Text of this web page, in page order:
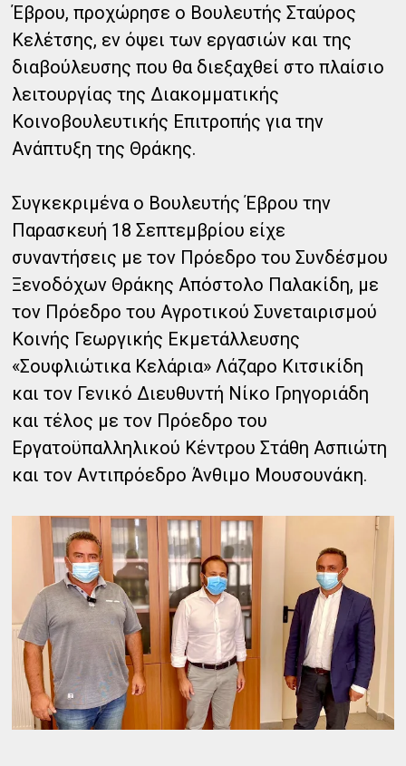
Έβρου, προχώρησε ο Βουλευτής Σταύρος
Κελέτσης, εν όψει των εργασιών και της
διαβούλευσης που θα διεξαχθεί στο πλαίσιο
λειτουργίας της Διακομματικής
Κοινοβουλευτικής Επιτροπής για την
Ανάπτυξη της Θράκης.
Συγκεκριμένα ο Βουλευτής Έβρου την
Παρασκευή 18 Σεπτεμβρίου είχε
συναντήσεις με τον Πρόεδρο του Συνδέσμου
Ξενοδόχων Θράκης Απόστολο Παλακίδη, με
τον Πρόεδρο του Αγροτικού Συνεταιρισμού
Κοινής Γεωργικής Εκμετάλλευσης
«Σουφλιώτικα Κελάρια» Λάζαρο Κιτσικίδη
και τον Γενικό Διευθυντή Νίκο Γρηγοριάδη
και τέλος με τον Πρόεδρο του
Εργατοϋπαλληλικού Κέντρου Στάθη Ασπιώτη
και τον Αντιπρόεδρο Άνθιμο Μουσουνάκη.